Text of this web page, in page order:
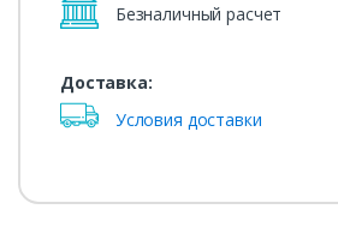
Безналичный расчет
Доставка:
Условия доставки